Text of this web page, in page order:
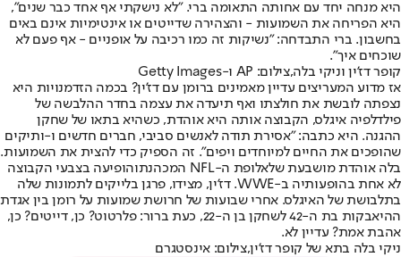
היא מנחה יחד עם אחותה התאומה ברי. "לא נישקתי אף אחד כבר שנים",
היא הפריחה את השמועות - והצהירה שדייטים או אינטימיות אינם באים
בחשבון. ברי התבדחה: "נשיקות זה כמו רכיבה על אופניים - אף פעם לא
שוכחים איך".
קופר דז'ין וניקי בלה,צילום: AP ו-Getty Images
אז מדוע המעריצים עדיין מאמינים ברומן עם דז'ין? בכמה הזדמנויות היא
נצפתה לובשת את חולצתו ואף תיעדה את עצמה בחדר ההלבשה של
פילדלפיה איגלס, הקבוצה אותה היא אוהדת, כשהיא בתאו של שחקן
ההגנה. היא כתבה: "אסירת תודה לאנשים סביבי, חברים חדשים ו-ותיקים
שהופכים את החיים למיוחדים ויפים". זה הספיק כדי להצית את השמועות.
בלה אוהדת מושבעת שלאלופת ה-NFL המכהנת
והופיעה בצבעי הקבוצה
לא אחת בהופעותיה ב-WWE. דז'ין, מצידו, פרגן בלייקים לתמונות שלה
בתלבושת של האיגלס. אחרי שבועות של חרושת שמועות על רומן בין אגדת
ההיאבקות בת ה-42 לשחקן בן ה-22, כעת ברור: פלרטוט? כן, דייטים? כן,
אהבת אמת? עדיין לא.
ניקי בלה בתא של קופר דז'ין,צילום: אינסטגרם